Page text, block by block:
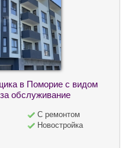
в Поморие с видом
обслуживание
С ремонтом
Новостройка